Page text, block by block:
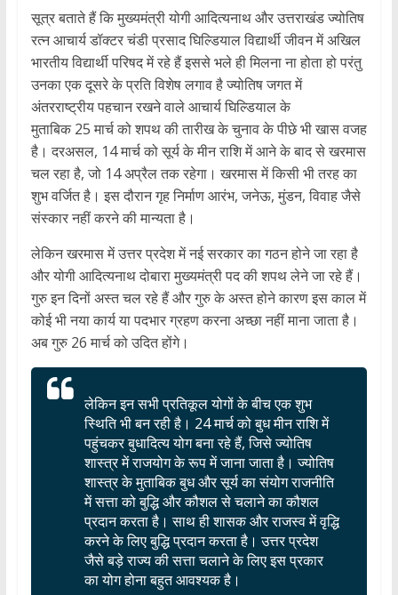
सूत्र बताते हैं कि मुख्यमंत्री योगी आदित्यनाथ और उत्तराखंड ज्योतिष
रत्न आचार्य डॉक्टर चंडी प्रसाद घिल्डियाल विद्यार्थी जीवन में अखिल
भारतीय विद्यार्थी परिषद में रहे हैं इससे भले ही मिलना ना होता हो परंतु
उनका एक दूसरे के प्रति विशेष लगाव है ज्योतिष जगत में
अंतरराष्ट्रीय पहचान रखने वाले आचार्य घिल्डियाल के
मुताबिक 25 मार्च को शपथ की तारीख के चुनाव के पीछे भी खास वजह
है। दरअसल, 14 मार्च को सूर्य के मीन राशि में आने के बाद से खरमास
चल रहा है, जो 14 अप्रैल तक रहेगा। खरमास में किसी भी तरह का
शुभ वर्जित है। इस दौरान गृह निर्माण आरंभ, जनेऊ, मुंडन, विवाह जैसे
संस्कार नहीं करने की मान्यता है।
लेकिन खरमास में उत्तर प्रदेश में नई सरकार का गठन होने जा रहा है
और योगी आदित्यनाथ दोबारा मुख्यमंत्री पद की शपथ लेने जा रहे हैं।
गुरु इन दिनों अस्त चल रहे हैं और गुरु के अस्त होने कारण इस काल में
कोई भी नया कार्य या पदभार ग्रहण करना अच्छा नहीं माना जाता है।
अब गुरु 26 मार्च को उदित होंगे।
लेकिन इन सभी प्रतिकूल योगों के बीच एक शुभ
स्थिति भी बन रही है। 24 मार्च को बुध मीन राशि में
पहुंचकर बुधादित्य योग बना रहे हैं, जिसे ज्योतिष
शास्त्र में राजयोग के रूप में जाना जाता है। ज्योतिष
शास्त्र के मुताबिक बुध और सूर्य का संयोग राजनीति
में सत्ता को बुद्धि और कौशल से चलाने का कौशल
प्रदान करता है। साथ ही शासक और राजस्व में वृद्धि
करने के लिए बुद्धि प्रदान करता है। उत्तर प्रदेश
जैसे बड़े राज्य की सत्ता चलाने के लिए इस प्रकार
का योग होना बहुत आवश्यक है।